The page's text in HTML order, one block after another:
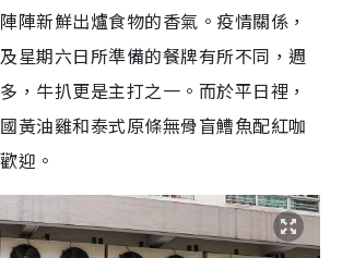
陣新鮮出爐食物的香氣。疫情關係，
星期六日所準備的餐牌有所不同，週
，牛扒更是主打之一。而於平日裡，
黃油雞和泰式原條無骨盲鰽魚配紅咖
迎。